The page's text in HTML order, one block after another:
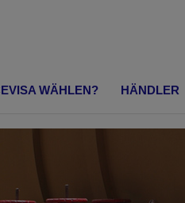
WÄHLEN? HÄNDLER